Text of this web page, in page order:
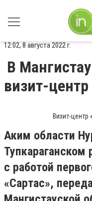
12:02, 8 августа 2022 г.
В
визит-
Визит-
Аким области
Тупкараганском
с работой
«Сартас»,